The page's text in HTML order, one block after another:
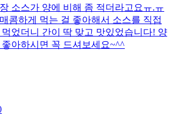
소스가 양에 비해 좀 적더라고요ㅠ.ㅠ
콤하게 먹는 걸 좋아해서 소스를 직접
었더니 간이 딱 맞고 맛있었습니다! 양
아하시면 꼭 드셔보세요~^^